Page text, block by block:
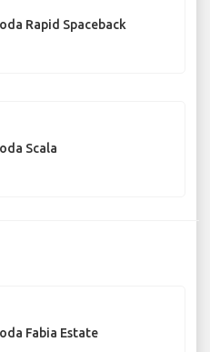
Rapid Spaceback
Scala
Fabia Estate